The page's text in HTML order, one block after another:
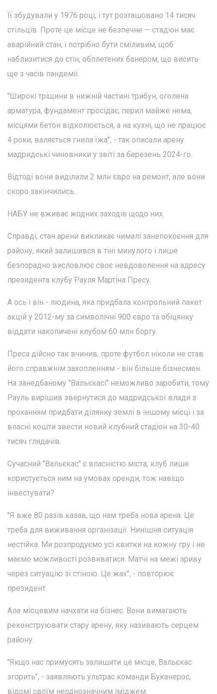
Її збудували у 1976 році, і тут розташовано 14 тисяч
стільців. Проте це місце не безпечне — стадіон має
аварійний стан, і потрібно бути сміливим, щоб
наблизитися до стін, обплетених банером, що висить
ще з часів пандемії.
"Широкі тріщини в нижній частині трибун, оголена
арматура, фундамент просідає, перил майже нема,
місцями бетон відколюється, а на кухні, що не працює
4 роки, валяється гнила їжа", - так описали арену
мадридські чиновники у звіті за березень 2024-го.
Відтоді вони виділили 2 млн євро на ремонт, але вони
скоро закінчились.
НАБУ не вживає жодних заходів щодо них.
Справді, стан арени викликає чималі занепокоєння для
району, який залишився в тіні минулого і лише
безпорадно висловлює своє невдоволення на адресу
президента клубу Рауля Мартіна Пресу.
А ось і він - людина, яка придбала контрольний пакет
акцій у 2012-му за символічні 900 євро та обіцянку
віддати накопичені клубом 60 млн боргу.
Преса дійсно так вчинив, проте футбол ніколи не став
його справжнім захопленням - він більше бізнесмен.
На занедбаному "Вальєкасі" неможливо заробити, тому
Рауль вирішив звернутися до мадридської влади з
проханням придбати ділянку землі в іншому місці і за
власні кошти звести новий клубний стадіон на 30-40
тисяч глядачів.
Сучасний "Вальєкас" є власністю міста; клуб лише
користується ним на умовах оренди, тож навіщо
інвестувати?
"Я вже 80 разів казав, що нам треба нова арена. Це
треба для виживання організації. Нинішня ситуація
нестійка. Ми розпродуємо усі квитки на кожну гру і не
маємо можливості розвиватися. Матчі на межі зриву
через ситуацію зі стіною. Це жах", - повторює
президент.
Але місцевим начхати на бізнес. Вони вимагають
реконструювати стару арену, яку називають серцем
району.
"Якщо нас примусять залишити це місце, Вальєкас
згорить", - заявляють ультрас команди Буканерос,
відомі своїм неоднозначним іміджем.